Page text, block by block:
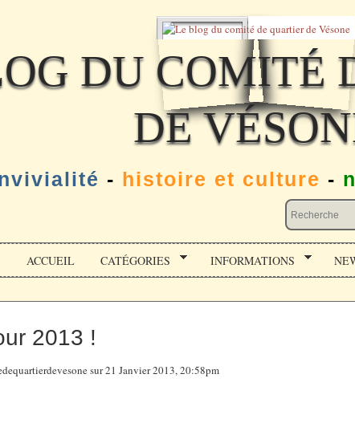
DU COMITÉ
DE
- histoire et culture -
ACCUEIL CATÉGORIES INFORMATIONS
2013 !
sur 21 Janvier 2013, 20:58pm